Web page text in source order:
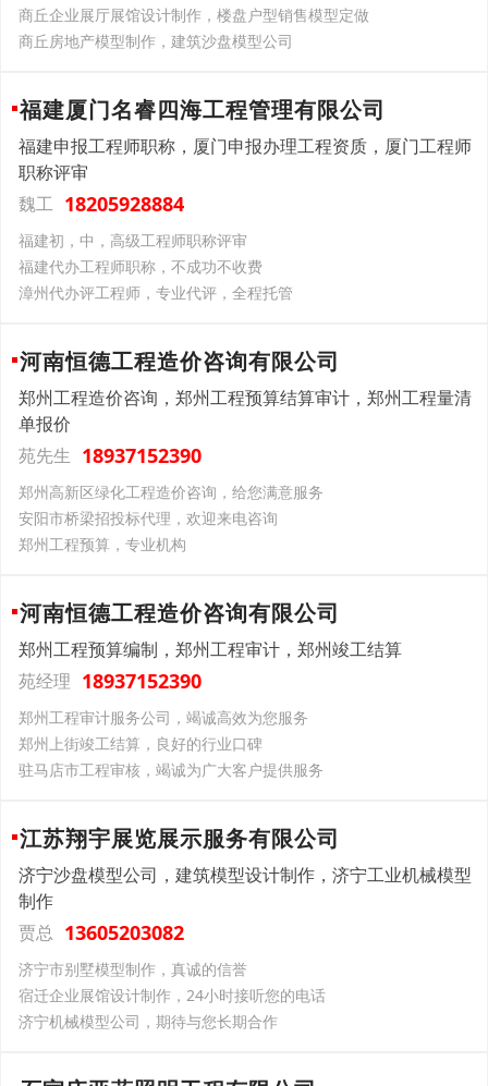
商丘企业展厅展馆设计制作，楼盘户型销售模型定做
商丘房地产模型制作，建筑沙盘模型公司
福建厦门名睿四海工程管理有限公司
福建申报工程师职称，厦门申报办理工程资质，厦门工程师
职称评审
魏工 18205928884
福建初，中，高级工程师职称评审
福建代办工程师职称，不成功不收费
漳州代办评工程师，专业代评，全程托管
河南恒德工程造价咨询有限公司
郑州工程造价咨询，郑州工程预算结算审计，郑州工程量清
单报价
苑先生 18937152390
郑州高新区绿化工程造价咨询，给您满意服务
安阳市桥梁招投标代理，欢迎来电咨询
郑州工程预算，专业机构
河南恒德工程造价咨询有限公司
郑州工程预算编制，郑州工程审计，郑州竣工结算
苑经理 18937152390
郑州工程审计服务公司，竭诚高效为您服务
郑州上街竣工结算，良好的行业口碑
驻马店市工程审核，竭诚为广大客户提供服务
江苏翔宇展览展示服务有限公司
济宁沙盘模型公司，建筑模型设计制作，济宁工业机械模型
制作
贾总 13605203082
济宁市别墅模型制作，真诚的信誉
宿迁企业展馆设计制作，24小时接听您的电话
济宁机械模型公司，期待与您长期合作